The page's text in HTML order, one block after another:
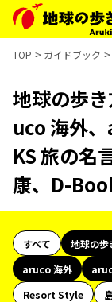
TOP ガイドブック
地球の歩
uco 海外
KS 旅の名
康、D-
すべて 地球の歩
aruco 海外
Resort Style